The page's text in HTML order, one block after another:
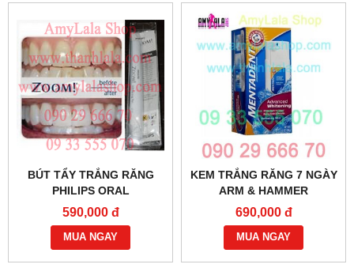
BÚT TẨY TRẮNG RĂNG
PHILIPS ORAL
HEALTHCARE WHITENING
5.25% (2.7ML) -
0933555070 - 0902966670
590,000 đ
MUA NGAY
KEM TRẮNG RĂNG 7 NGÀY
ARM & HAMMER
MENTADENT ANTICAVITY
FLUORIDE ADVANCED
WHITENING - 0933555070 -
690,000 đ
MUA NGAY